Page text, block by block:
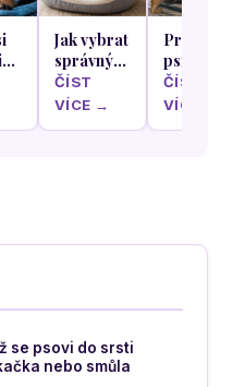
Jak vybrat
správný
pelíšek
podle
nejoblíbenější
ČÍST
VÍCE →
Proč se
psi rádi
schovávají
pod stůl
ČÍST
VÍCE →
se psovi do srsti
nebo smůla